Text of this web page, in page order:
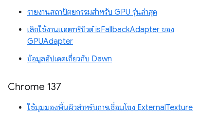
รายงานสถาปัตยกรรมสำหรับ GPU รุ่นล่าสุด
เลิกใช้งานแอตทริบิวต์ isFallbackAdapter ของ
GPUAdapter
ข้อมูลอัปเดตเกี่ยวกับ Dawn
Chrome 137
ใช้มุมมองพื้นผิวสำหรับการเชื่อมโยง ExternalTexture